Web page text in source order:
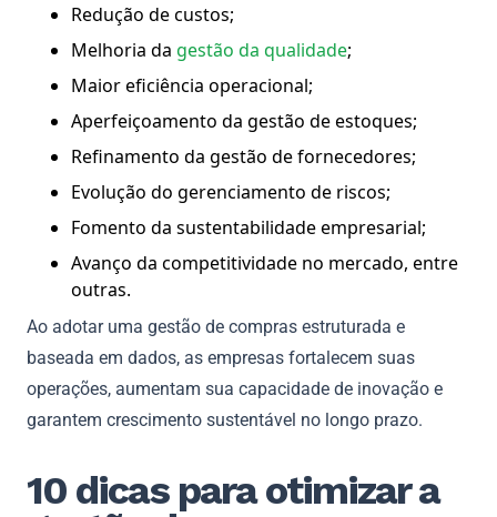
Redução de custos;
Melhoria da gestão da qualidade;
Maior eficiência operacional;
Aperfeiçoamento da gestão de estoques;
Refinamento da gestão de fornecedores;
Evolução do gerenciamento de riscos;
Fomento da sustentabilidade empresarial;
Avanço da competitividade no mercado, entre
outras.
Ao adotar uma gestão de compras estruturada e
baseada em dados, as empresas fortalecem suas
operações, aumentam sua capacidade de inovação e
garantem crescimento sustentável no longo prazo.
10 dicas para otimizar a